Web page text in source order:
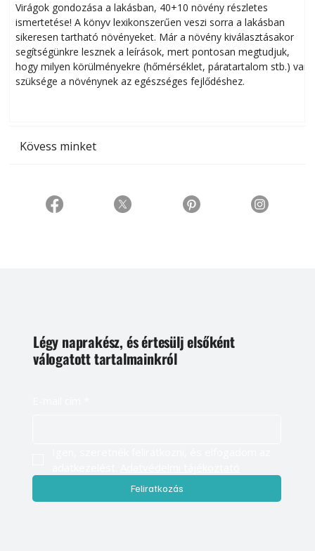
Virágok gondozása a lakásban, 40+10 növény részletes
ismertetése! A könyv lexikonszerűen veszi sorra a lakásban
sikeresen tart­ha­tó növényeket. Már a növény kiválasztásakor
segítségünkre lesznek a leírások, mert pontosan megtudjuk,
hogy milyen körülményekre (hőmérséklet, páratartalom stb.) van
szüksége a növénynek az egészséges fejlődéshez.
Kövess minket
Légy naprakész, és értesülj elsőként
válogatott tartalmainkról
Feliratkozás